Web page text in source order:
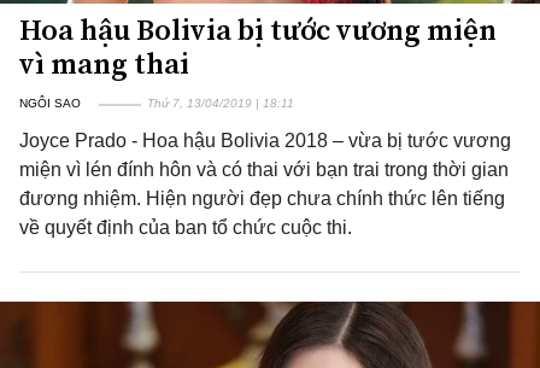
Hoa hậu Bolivia bị tước vương miện
vì mang thai
NGÔI SAO Thứ 7, 13/04/2019 | 18:11
Joyce Prado - Hoa hậu Bolivia 2018 – vừa bị tước vương
miện vì lén đính hôn và có thai với bạn trai trong thời gian
đương nhiệm. Hiện người đẹp chưa chính thức lên tiếng
về quyết định của ban tổ chức cuộc thi.